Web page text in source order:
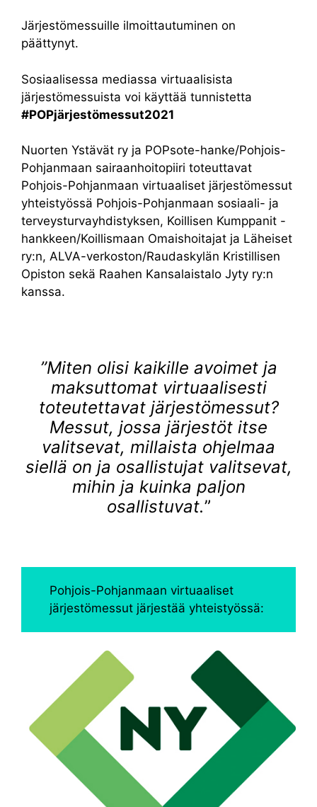
Järjestömessuille ilmoittautuminen on
päättynyt.
Sosiaalisessa mediassa virtuaalisista
järjestömessuista voi käyttää tunnistetta
#POPjärjestömessut2021
Nuorten Ystävät ry ja POPsote-hanke/Pohjois-
Pohjanmaan sairaanhoitopiiri toteuttavat
Pohjois-Pohjanmaan virtuaaliset järjestömessut
yhteistyössä Pohjois-Pohjanmaan sosiaali- ja
terveysturvayhdistyksen, Koillisen Kumppanit -
hankkeen/Koillismaan Omaishoitajat ja Läheiset
ry:n, ALVA-verkoston/Raudaskylän Kristillisen
Opiston sekä Raahen Kansalaistalo Jyty ry:n
kanssa.
”Miten olisi kaikille avoimet ja
maksuttomat virtuaalisesti
toteutettavat järjestömessut?
Messut, jossa järjestöt itse
valitsevat, millaista ohjelmaa
siellä on ja osallistujat valitsevat,
mihin ja kuinka paljon
osallistuvat.”
Pohjois-Pohjanmaan virtuaaliset
järjestömessut järjestää yhteistyössä: